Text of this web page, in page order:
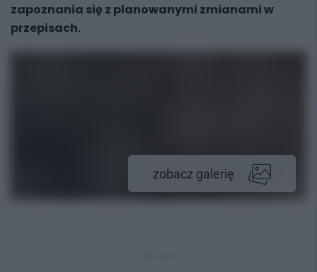
zapoznania się z planowanymi zmianami w
przepisach.
zobacz galerię